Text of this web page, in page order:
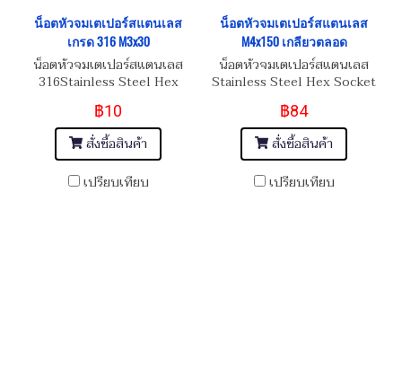
น็อตหัวจมเตเปอร์สแตนเลส
เกรด 316 M3x30
น็อตหัวจมเตเปอร์สแตนเลส
316Stainless Steel Hex
Socket Taper Head Screw
M3x30
฿10
สั่งซื้อสินค้า
เปรียบเทียบ
น็อตหัวจมเตเปอร์สแตนเลส
M4x150 เกลียวตลอด
น็อตหัวจมเตเปอร์สแตนเลส
Stainless Steel Hex Socket
Taper Head Screw M4x150
฿84
สั่งซื้อสินค้า
เปรียบเทียบ